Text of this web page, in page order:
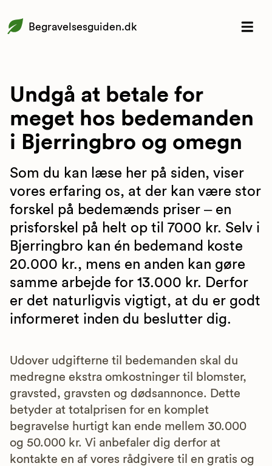
Begravelsesguiden.dk
Undgå at betale for
meget hos bedemanden
i Bjerringbro og omegn
Som du kan læse her på siden, viser
vores erfaring os, at der kan være stor
forskel på bedemænds priser – en
prisforskel på helt op til 7000 kr. Selv i
Bjerringbro kan én bedemand koste
20.000 kr., mens en anden kan gøre
samme arbejde for 13.000 kr. Derfor
er det naturligvis vigtigt, at du er godt
informeret inden du beslutter dig.
Udover udgifterne til bedemanden skal du
medregne ekstra omkostninger til blomster,
gravsted, gravsten og dødsannonce. Dette
betyder at totalprisen for en komplet
begravelse hurtigt kan ende mellem 30.000
og 50.000 kr. Vi anbefaler dig derfor at
kontakte en af vores rådgivere til en gratis og